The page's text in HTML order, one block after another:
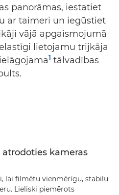
panorāmas, iestatiet
ar taimeri un iegūstiet
vājā apgaismojumā
lietojamu trijkāja
1 tālvadības
kameras
lai filmētu vienmērīgu, stabilu
Lieliski piemērots